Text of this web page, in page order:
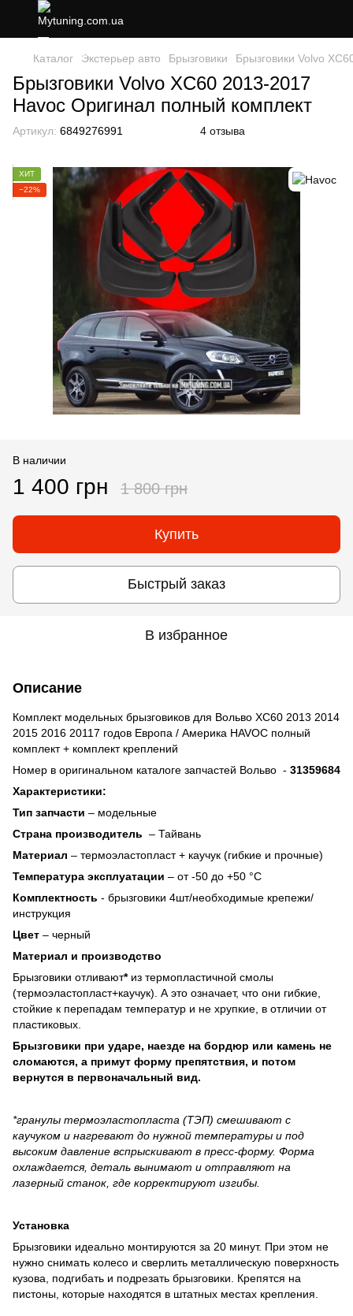
Каталог Экстерьер авто Брызговики Брызговики Volvo
Брызговики Volvo XC60 2013-2017
Havoc Оригинал полный комплект
Артикул: 6849276991 4 отзыва
ХИТ
−22%
В наличии
1 400 грн 1 800 грн
Купить
Быстрый заказ
В избранное
Описание
Комплект модельных брызговиков для Вольво ХС60 2013 2014
2015 2016 20117 годов Европа / Америка HAVOC полный
комплект + комплект креплений
Номер в оригинальном каталоге запчастей Вольво - 31359684
Характеристики:
Тип запчасти – модельные
Страна производитель – Тайвань
Материал – термоэластопласт + каучук (гибкие и прочные)
Температура эксплуатации – от -50 до +50 °C
Комплектность - брызговики 4шт/необходимые крепежи/
инструкция
Цвет – черный
Материал и производство
Брызговики отливают*из термопластичной смолы
(термоэластопласт+каучук). А это означает, что они гибкие,
стойкие к перепадам температур и не хрупкие, в отличии от
пластиковых.
Брызговики при ударе, наезде на бордюр или камень не
сломаются, а примут форму препятствия, и потом
вернутся в первоначальный вид.
*гранулы термоэластопласта (ТЭП) смешивают с
каучуком и нагревают до нужной температуры и под
высоким давление вспрыскивают в пресс-форму. Форма
охлаждается, деталь вынимают и отправляют на
лазерный станок, где корректируют изгибы.
Установка
Брызговики идеально монтируются за 20 минут. При этом не
нужно снимать колесо и сверлить металлическую поверхность
кузова, подгибать и подрезать брызговики. Крепятся на
пистоны, которые находятся в штатных местах крепления.